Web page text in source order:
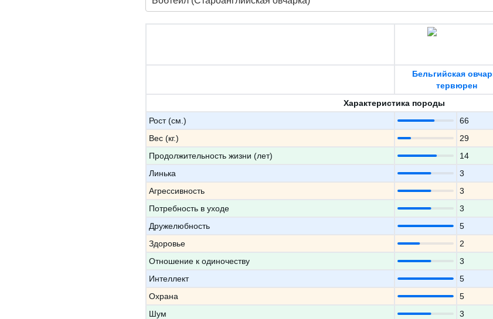
Бельгийская
тервюрен
Характеристика породы
Рост (см.)
66
Вес (кг.)
29
Продолжительность жизни (лет)
14
Линька
3
Агрессивность
3
Потребность в уходе
3
Дружелюбность
5
Здоровье
2
Отношение к одиночеству
3
Интеллект
5
Охрана
5
Шум
3